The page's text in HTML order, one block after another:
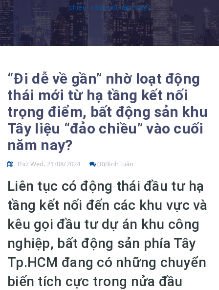
chiều” vào cuối năm nay?
“Đi dễ về gần” nhờ loạt động
thái mới từ hạ tầng kết nối
trọng điểm, bất động sản khu
Tây liệu “đảo chiều” vào cuối
năm nay?
Thứ Wed, 21/08/2024 (0)Bình luận
Liên tục có động thái đầu tư hạ
tầng kết nối đến các khu vực và
kêu gọi đầu tư dự án khu công
nghiệp, bất động sản phía Tây
Tp.HCM đang có những chuyển
biến tích cực trong nửa đầu